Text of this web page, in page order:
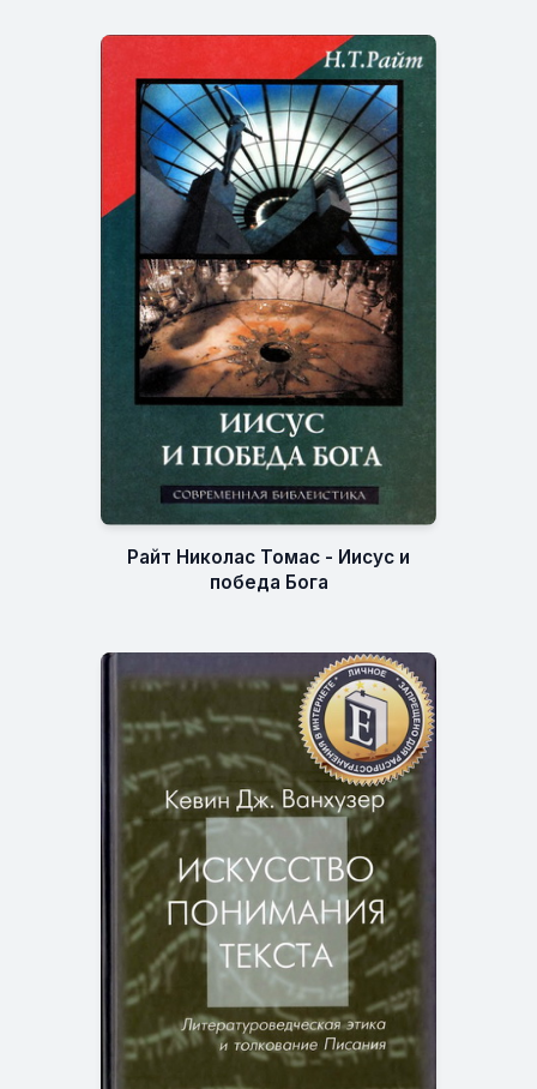
Райт Николас Томас - Иисус и
победа Бога